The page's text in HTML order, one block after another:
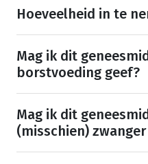
Hoeveelheid in te
Mag ik dit
borstvoeding geef?
Mag ik dit
(misschien)